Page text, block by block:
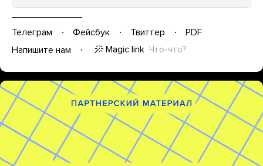
Телеграм Фейсбук Твиттер
PDF
Напишите нам
Magic link Что-что?